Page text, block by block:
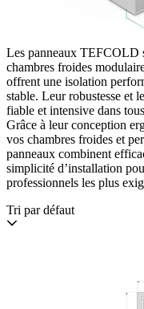
Les panneaux TEFCOLD
chambres froides
offrent une isolation
stable. Leur robustesse et
fiable et intensive dans
Grâce à leur conception
vos chambres froides et
panneaux combinent
simplicité d’installation
professionnels les plus
Tri par défaut